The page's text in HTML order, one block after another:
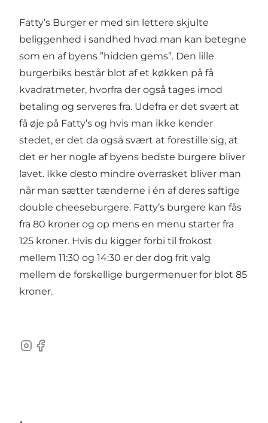
Fatty’s Burger er med sin lettere skjulte
beliggenhed i sandhed hvad man kan betegne
som en af byens ”hidden gems”. Den lille
burgerbiks består blot af et køkken på få
kvadratmeter, hvorfra der også tages imod
betaling og serveres fra. Udefra er det svært at
få øje på Fatty’s og hvis man ikke kender
stedet, er det da også svært at forestille sig, at
det er her nogle af byens bedste burgere bliver
lavet. Ikke desto mindre overrasket bliver man
når man sætter tænderne i én af deres saftige
double cheeseburgere. Fatty’s burgere kan fås
fra 80 kroner og op mens en menu starter fra
125 kroner. Hvis du kigger forbi til frokost
mellem 11:30 og 14:30 er der dog frit valg
mellem de forskellige burgermenuer for blot 85
kroner.
Instagram
Facebook